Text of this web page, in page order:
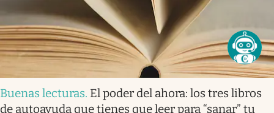
Buenas lecturas. El poder del ahora: los tres libros
de autoayuda que tienes que leer para “sanar” tu